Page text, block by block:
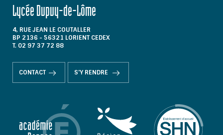
Lycée Dupuy-de-Lôme
4, RUE JEAN LE COUTALLER
BP 2136 - 56321 LORIENT CEDEX
T. 02 97 37 72 88
CONTACT S'Y RENDRE